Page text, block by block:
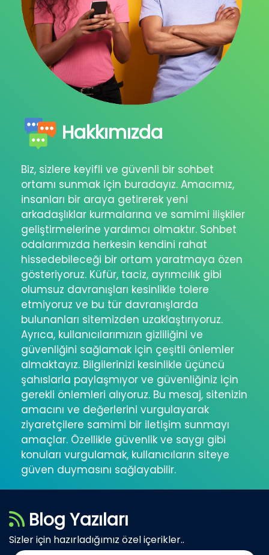
Hakkımızda
Biz, sizlere keyifli ve güvenli bir sohbet
ortamı sunmak için buradayız. Amacımız,
insanları bir araya getirerek yeni
arkadaşlıklar kurmalarına ve samimi ilişkiler
geliştirmelerine yardımcı olmaktır. Sohbet
odalarımızda herkesin kendini rahat
hissedebileceği bir ortam yaratmaya özen
gösteriyoruz. Küfür, taciz, ayrımcılık gibi
olumsuz davranışları kesinlikle tolere
etmiyoruz ve bu tür davranışlarda
bulunanları sitemizden uzaklaştırıyoruz.
Ayrıca, kullanıcılarımızın gizliliğini ve
güvenliğini sağlamak için çeşitli önlemler
almaktayız. Bilgilerinizi kesinlikle üçüncü
şahıslarla paylaşmıyor ve güvenliğiniz için
gerekli önlemleri alıyoruz. Bu mesaj, sitenizin
amacını ve değerlerini vurgulayarak
ziyaretçilere samimi bir iletişim sunmayı
amaçlar. Özellikle güvenlik ve saygı gibi
konuları vurgulamak, kullanıcıların siteye
güven duymasını sağlayabilir.
Blog Yazıları
Sizler için hazırladığımız özel içerikler..